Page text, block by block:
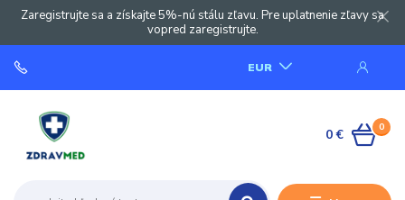
Zaregistrujte sa a získajte 5%-nú stálu zľavu. Pre uplatnenie zľavy sa
vopred zaregistrujte.
EUR
0
0 €